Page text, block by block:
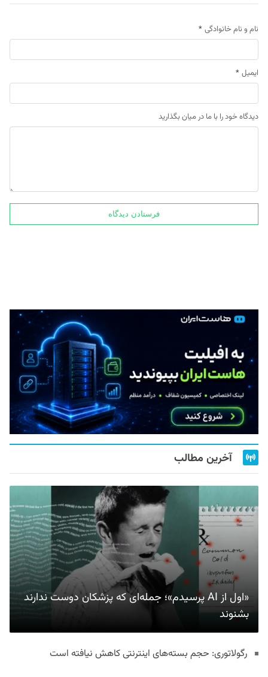
نام و نام خانوادگی *
ایمیل *
دیدگاه خود را با ما در میان بگذارید
آخرین مطالب
«اول از AI پرسیدم»؛ جمله‌ای که پزشکان دوست ندارند
بشنوند
رگولاتوری: حجم بسته‌های اینترنتی کاهش نیافته است